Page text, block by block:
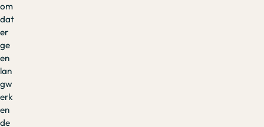
om
dat
er
ge
en
lan
gw
erk
en
de